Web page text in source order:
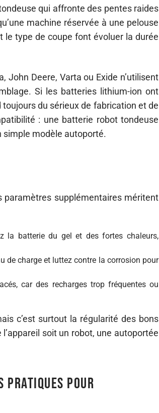
qui affronte des pentes raides
machine réservée à une pelouse
le type de coupe font évoluer la durée
John Deere, Varta ou Exide n’utilisent
Si les batteries lithium-ion ont
du sérieux de fabrication et de
: une batterie robot tondeuse
simple modèle autoporté.
paramètres supplémentaires méritent
la batterie du gel et des fortes chaleurs,
de charge et luttez contre la corrosion pour
car des recharges trop fréquentes ou
c’est surtout la régularité des bons
soit un robot, une autoportée
pratiques pour